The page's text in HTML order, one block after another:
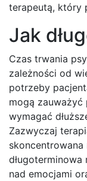
terapeutą, który
Jak
Czas trwania
zależności od
potrzeby
mogą zauważyć
wymagać
Zazwyczaj
nad emocjami